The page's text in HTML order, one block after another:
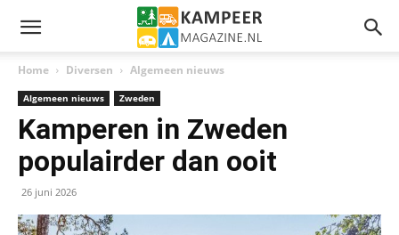
Home Diversen Algemeen nieuws
Algemeen nieuws Zweden
Kamperen in Zweden
populairder dan ooit
26 juni 2026